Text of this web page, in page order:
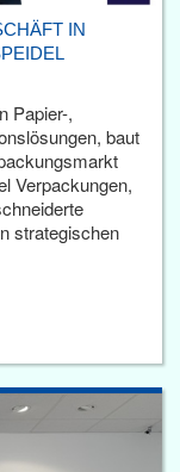
IN
Papier-,
baut
Verpackungen,
strategischen